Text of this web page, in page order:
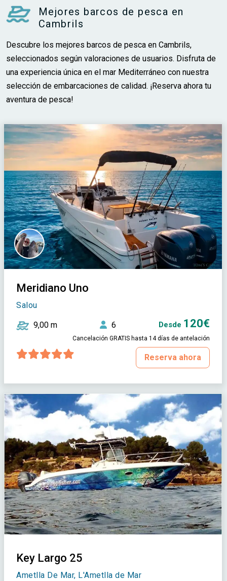
Mejores barcos de pesca en
Cambrils
Descubre los mejores barcos de pesca en Cambrils,
seleccionados según valoraciones de usuarios. Disfruta de
una experiencia única en el mar Mediterráneo con nuestra
selección de embarcaciones de calidad. ¡Reserva ahora tu
aventura de pesca!
Meridiano Uno
Salou
9,00 m 6 Desde 120€
Cancelación GRATIS hasta 14 días de antelación
Reserva ahora
Key Largo 25
Ametlla De Mar, L'Ametlla de Mar